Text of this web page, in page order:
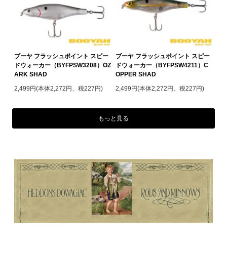
ブーヤ フラッシュポイント スピー
ドウォーカー（BYFPSW3208）OZ
ARK SHAD
2,499円(本体2,272円、税227円)
ブーヤ フラッシュポイント スピー
ドウォーカー（BYFPSW4211）C
OPPER SHAD
2,499円(本体2,272円、税227円)
もっと見る